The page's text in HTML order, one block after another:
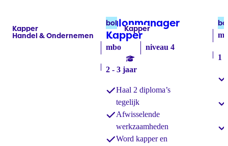
Salonmanager
Kapper(bol)
mbo niveau 4
2 - 3 jaar
bol
Haal 2 diploma’s
tegelijk
Afwisselende
werkzaamheden
Word kapper en
Labels:
Kapper
Handel & Ondernemen
1
Labels:
Kapper